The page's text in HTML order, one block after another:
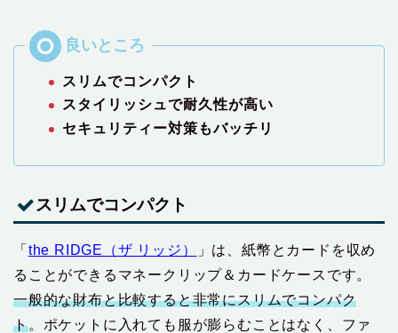
スリムでコンパクト
スタイリッシュで耐久性が高い
セキュリティー対策もバッチリ
スリムでコンパクト
「 the RIDGE（ザ リッジ）
」は、紙幣とカードを収め
ることができるマネークリップ＆カードケースです。
一般的な財布と比較すると非常にスリムでコンパク
ト。ポケットに入れても服が膨らむことはなく、ファ